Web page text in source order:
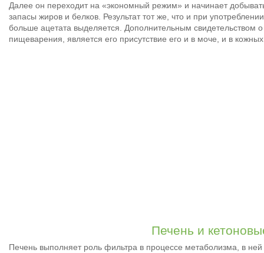
Далее он переходит на «экономный режим» и начинает
запасы жиров и белков. Результат тот же, что и при
больше ацетата выделяется. Дополнительным свидетельством
пищеварения, является его присутствие его и в моче, и в
Печень и
Печень выполняет роль фильтра в процессе метаболизма, в